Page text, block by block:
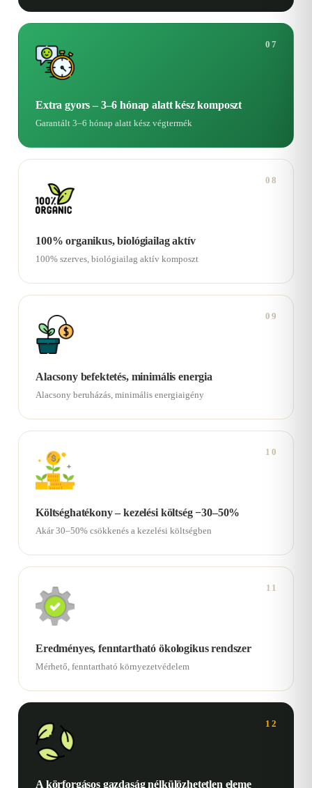
07
Extra gyors – 3–6 hónap alatt kész komposzt
Garantált 3–6 hónap alatt kész végtermék
08
100% organikus, biológiailag aktív
100% szerves, biológiailag aktív komposzt
09
Alacsony befektetés, minimális energia
Alacsony beruházás, minimális energiaigény
10
Költséghatékony – kezelési költség −30–50%
Akár 30–50% csökkenés a kezelési költségben
11
Eredményes, fenntartható ökologikus rendszer
Mérhető, fenntartható környezetvédelem
12
A körforgásos gazdaság nélkülözhetetlen eleme